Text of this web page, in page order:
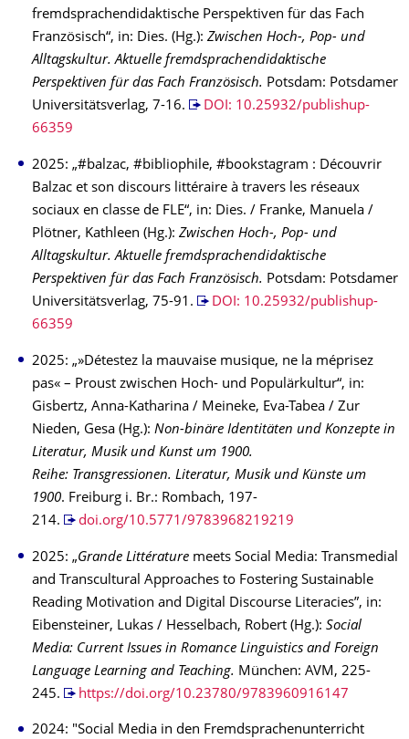
fremdsprachendidaktische Perspektiven für das Fach
Französisch“, in: Dies. (Hg.): Zwischen Hoch-, Pop- und
Alltagskultur. Aktuelle fremdsprachendidaktische
Perspektiven für das Fach Französisch. Potsdam: Potsdamer
Universitätsverlag, 7-16.
DOI: 10.25932/publishup-
66359
2025: „#balzac, #bibliophile, #bookstagram : Découvrir
Balzac et son discours littéraire à travers les réseaux
sociaux en classe de FLE“, in: Dies. / Franke, Manuela /
Plötner, Kathleen (Hg.): Zwischen Hoch-, Pop- und
Alltagskultur. Aktuelle fremdsprachendidaktische
Perspektiven für das Fach Französisch. Potsdam: Potsdamer
Universitätsverlag, 75-91.
DOI: 10.25932/publishup-
66359
2025: „»Détestez la mauvaise musique, ne la méprisez
pas« – Proust zwischen Hoch- und Populärkultur“, in:
Gisbertz, Anna-Katharina / Meineke, Eva-Tabea / Zur
Nieden, Gesa (Hg.): Non-binäre Identitäten und Konzepte in
Literatur, Musik und Kunst um 1900.
Reihe: Transgressionen. Literatur, Musik und Künste um
1900. Freiburg i. Br.: Rombach, 197-
214.
doi.org/10.5771/9783968219219
2025: „Grande Littérature meets Social Media: Transmedial
and Transcultural Approaches to Fostering Sustainable
Reading Motivation and Digital Discourse Literacies”, in:
Eibensteiner, Lukas / Hesselbach, Robert (Hg.): Social
Media: Current Issues in Romance Linguistics and Foreign
Language Learning and Teaching. München: AVM, 225-
245.
https://doi.org/10.23780/9783960916147
2024: "Social Media in den Fremdsprachenunterricht